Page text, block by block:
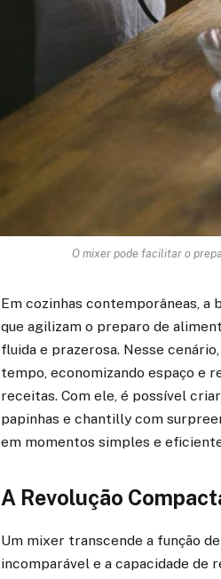
O mixer pode facilitar o
Em cozinhas contemporâneas,
que agilizam o preparo de
fluida e prazerosa. Nesse
tempo, economizando espaço e
receitas. Com ele, é possível
papinhas e chantilly com
em momentos simples e
A Revolução
Um mixer transcende a função
incomparável e a capacidade